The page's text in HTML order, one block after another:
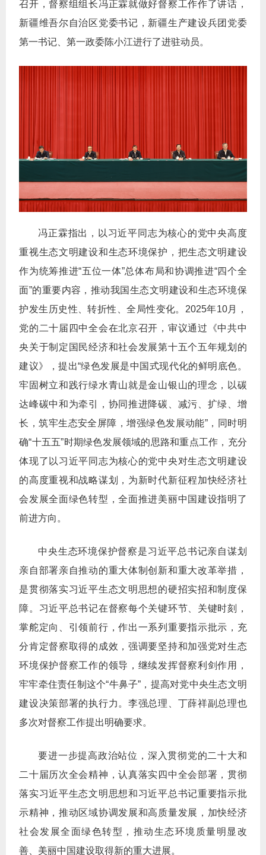
召开，督察组组长冯正霖就做好督察工作作了讲话，
新疆维吾尔自治区党委书记 ，新疆生产建设兵团党委
第一书记、第一政委陈小江进行了进驻动员。
冯正霖指出，以习近平同志为核心的党中央高度
重视生态文明建设和生态环境保护，把生态文明建设
作为统筹推进“五位一体”总体布局和协调推进“四个全
面”的重要内容，推动我国生态文明建设和生态环境保
护发生历史性、转折性、全局性变化。2025年10月，
党的二十届四中全会在北京召开，审议通过《中共中
央关于制定国民经济和社会发展第十五个五年规划的
建议》，提出“绿色发展是中国式现代化的鲜明底色。
牢固树立和践行绿水青山就是金山银山的理念，以碳
达峰碳中和为牵引，协同推进降碳、减污、扩绿、增
长，筑牢生态安全屏障，增强绿色发展动能”，同时明
确“十五五”时期绿色发展领域的思路和重点工作，充分
体现了以习近平同志为核心的党中央对生态文明建设
的高度重视和战略谋划，为新时代新征程加快经济社
会发展全面绿色转型，全面推进美丽中国建设指明了
前进方向。
中央生态环境保护督察是习近平总书记亲自谋划
亲自部署亲自推动的重大体制创新和重大改革举措，
是贯彻落实习近平生态文明思想的硬招实招和制度保
障。习近平总书记在督察每个关键环节、关键时刻，
掌舵定向、引领前行，作出一系列重要指示批示，充
分肯定督察取得的成效，强调要坚持和加强党对生态
环境保护督察工作的领导，继续发挥督察利剑作用，
牢牢牵住责任制这个“牛鼻子”，提高对党中央生态文明
建设决策部署的执行力。李强总理、丁薛祥副总理也
多次对督察工作提出明确要求。
要进一步提高政治站位，深入贯彻党的二十大和
二十届历次全会精神，认真落实四中全会部署，贯彻
落实习近平生态文明思想和习近平总书记重要指示批
示精神，推动区域协调发展和高质量发展，加快经济
社会发展全面绿色转型，推动生态环境质量明显改
善、美丽中国建设取得新的重大进展。